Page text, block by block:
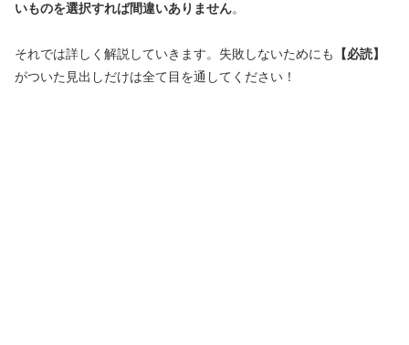
いものを選択すれば間違いありません。
それでは詳しく解説していきます。失敗しないためにも
【必読】
がついた見出しだけは全て目を通してください！